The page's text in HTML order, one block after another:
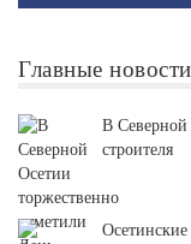
Главные новости
В Северной
строителя